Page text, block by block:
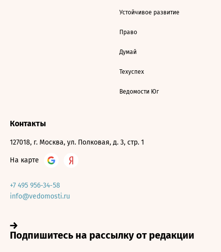
Устойчивое развитие
Право
Думай
Техуспех
Ведомости Юг
Контакты
127018, г. Москва, ул. Полковая, д. 3, стр. 1
На карте
+7 495 956-34-58
info@vedomosti.ru